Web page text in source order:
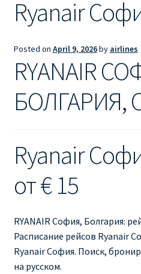
Ryanair из Стокгольма
Ryanair из Тампере
RYANAIR ИЗ ЧЕХИИ | ПРАГА,
Ryanair изменение имени
Ryanair изменения
Ryanair изменить дату
Ryanair изменить фамилию
Ryanair
Posted on April 9, 2026by airlines
RYANAIR
БОЛГАРИЯ,
Ryanair
от € 15
RYANAIR София, Болгария:
Расписание рейсов Ryanair
Ryanair София. Поиск,
на русском.